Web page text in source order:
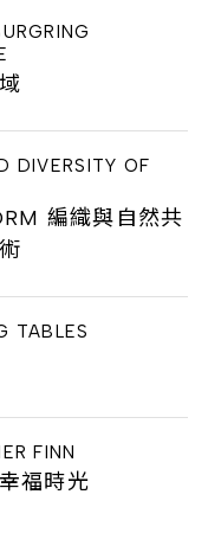
DIVERSITY OF
編織與自然共
TABLES
FINN
福時光